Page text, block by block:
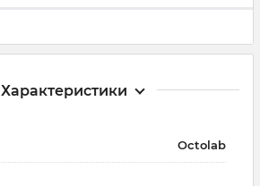
Характеристики
Octolab